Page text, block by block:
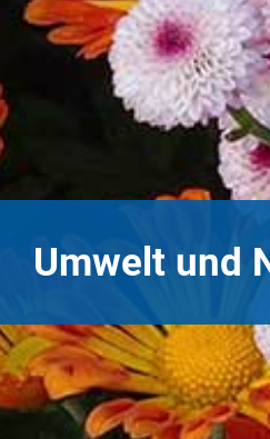
Umwelt und